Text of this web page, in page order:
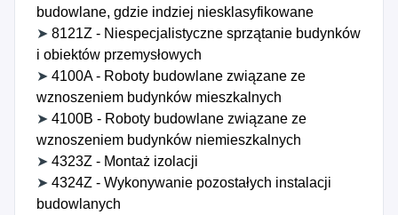
budowlane, gdzie indziej niesklasyfikowane
➤ 8121Z - Niespecjalistyczne sprzątanie budynków
i obiektów przemysłowych
➤ 4100A - Roboty budowlane związane ze
wznoszeniem budynków mieszkalnych
➤ 4100B - Roboty budowlane związane ze
wznoszeniem budynków niemieszkalnych
➤ 4323Z - Montaż izolacji
➤ 4324Z - Wykonywanie pozostałych instalacji
budowlanych